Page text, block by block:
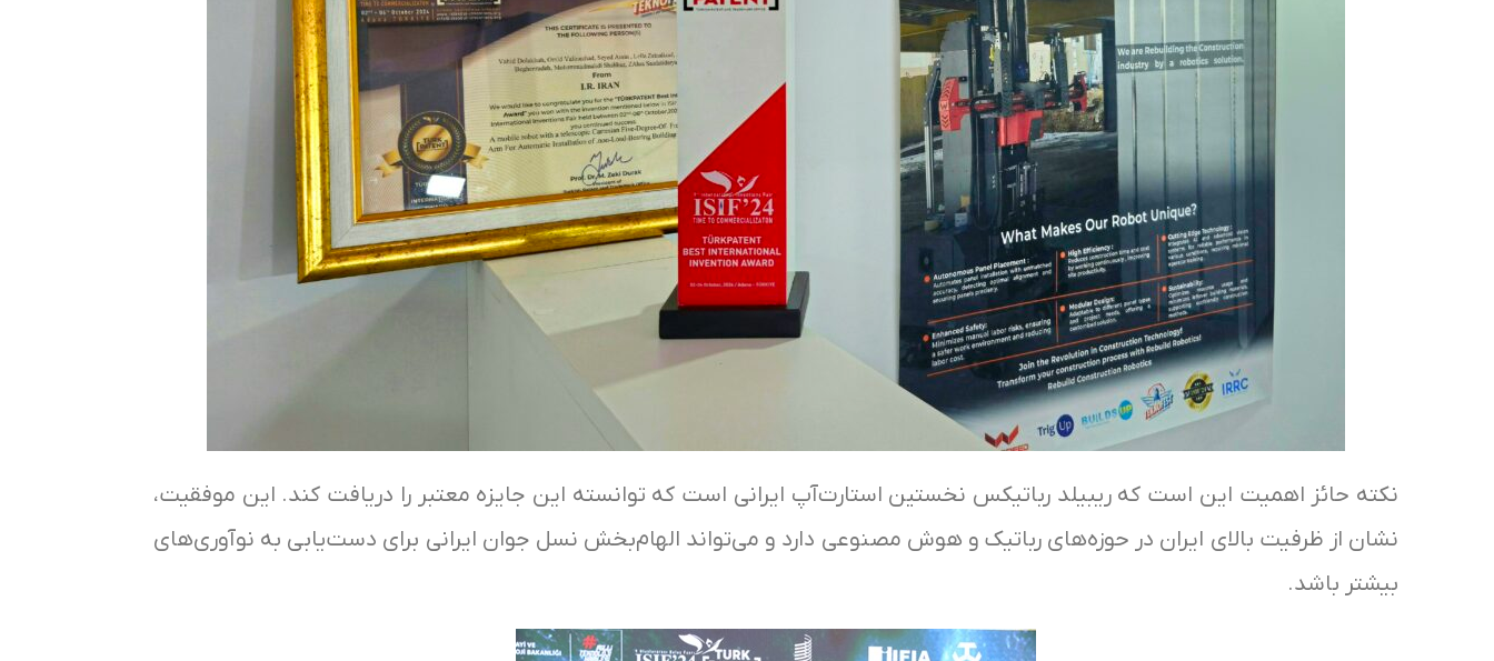
نکته حائز اهمیت این است که ریبیلد رباتیکس نخستین استارت‌آپ ایرانی است که توانسته این جایزه معتبر را دریافت کند. این موفقیت،
نشان از ظرفیت بالای ایران در حوزه‌های رباتیک و هوش مصنوعی دارد و می‌تواند الهام‌بخش نسل جوان ایرانی برای دست‌یابی به نوآوری‌های
بیشتر باشد.